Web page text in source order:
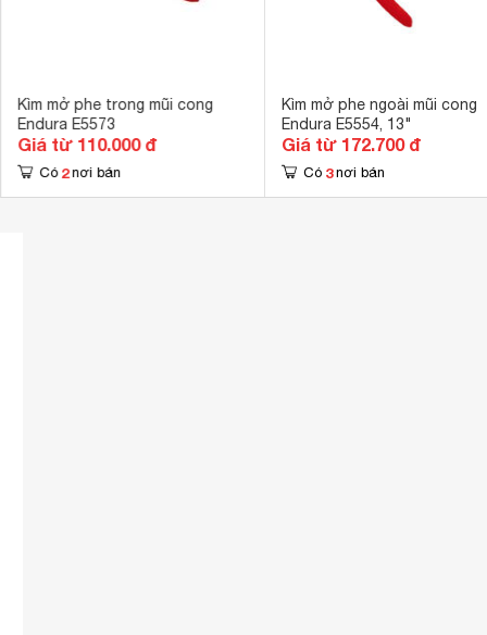
Kìm mở phe trong mũi cong
Endura E5573
Giá từ 110.000 đ
Có 2 nơi bán
Kìm mở phe ngoài mũi cong
Endura E5554, 13"
Giá từ 172.700 đ
Có 3 nơi bán